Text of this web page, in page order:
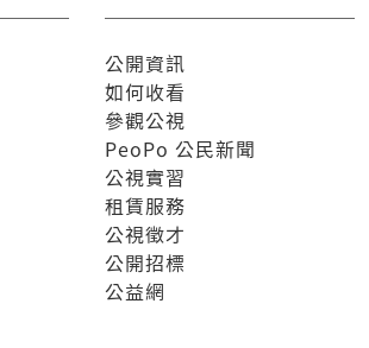
公開資訊
如何收看
參觀公視
PeoPo 公民新聞
公視實習
租賃服務
公視徵才
公開招標
公益網